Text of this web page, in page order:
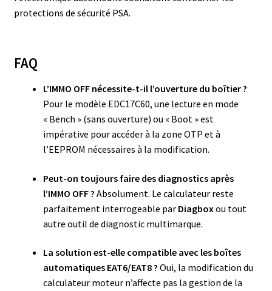
protections de sécurité PSA.
FAQ
L’IMMO OFF nécessite-t-il l’ouverture du boîtier ?
Pour le modèle EDC17C60, une lecture en mode
« Bench » (sans ouverture) ou « Boot » est
impérative pour accéder à la zone OTP et à
l’EEPROM nécessaires à la modification.
Peut-on toujours faire des diagnostics après
l’IMMO OFF ? Absolument. Le calculateur reste
parfaitement interrogeable par Diagbox ou tout
autre outil de diagnostic multimarque.
La solution est-elle compatible avec les boîtes
automatiques EAT6/EAT8 ? Oui, la modification du
calculateur moteur n’affecte pas la gestion de la